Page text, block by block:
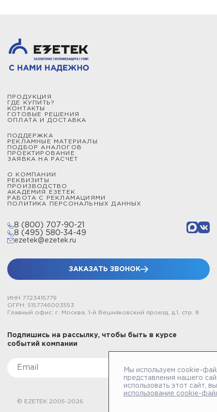
ПРОДУКЦИЯ
ГДЕ КУПИТЬ?
КОНТАКТЫ
ГОТОВЫЕ РЕШЕНИЯ
ОПЛАТА И ДОСТАВКА
ПОДДЕРЖКА
РЕКЛАМНЫЕ МАТЕРИАЛЫ
ПОДБОР АНАЛОГОВ
ПРОЕКТИРОВАНИЕ
ЗАЯВКА НА РАСЧЕТ
О КОМПАНИИ
РЕКВИЗИТЫ
ПРОИЗВОДСТВО
АКАДЕМИЯ ЕЗЕТЕК
РАБОТА С РЕКЛАМАЦИЯМИ
ПОЛИТИКА ПЕРСОНАЛЬНЫХ ДАННЫХ
8 (800) 707-90-21
8 (495) 580-34-49
ezetek@ezetek.ru
ЗАКАЗАТЬ ЗВОНОК
ИНН 7723415779
ОГРН: 5157746003553
Главный офис: г. Москва, 1-й Вешняковский проезд, д.1, стр. 8
Подпишись на рассылку, чтобы быть в курсе
событий компании
© EZETEK 2005-2026
Мы используем cookie-
представления нашего
использовать этот сайт,
использование cookie-